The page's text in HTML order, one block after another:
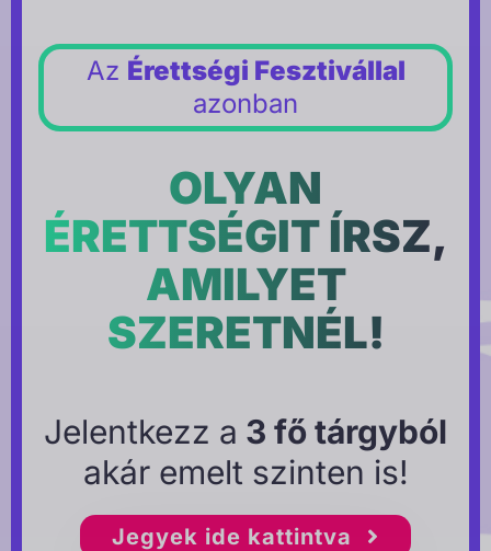
Az Érettségi Fesztivállal
azonban
OLYAN
ÉRETTSÉGIT ÍRSZ,
AMILYET
SZERETNÉL!
Jelentkezz a 3 fő tárgyból
akár emelt szinten is!
Jegyek ide kattintva